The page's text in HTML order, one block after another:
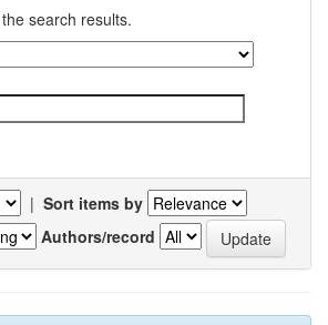
search results.
| Sort items by
Authors/record